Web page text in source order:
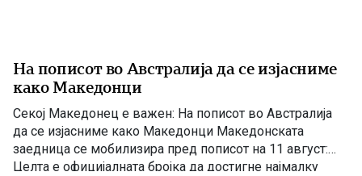
На пописот во Австралија да се изјасниме
како Македонци
Секој Македонец е важен: На пописот во Австралија
да се изјасниме како Македонци Македонската
заедница се мобилизира пред пописот на 11 август:
Целта е официјалната бројка да достигне најмалку